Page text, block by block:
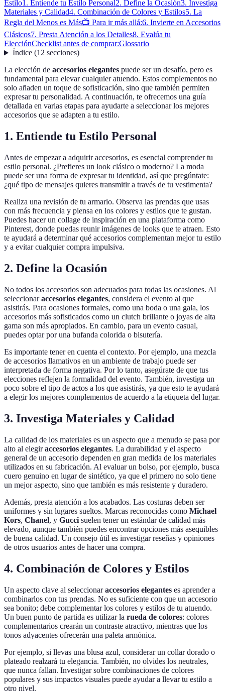
Estilo1. Entiende tu Estilo Personal2. Define la Ocasión3. Investiga
Materiales y Calidad4. Combinación de Colores y Estilos5. La
Regla del Menos es Más📺 Para ir más allá:6. Invierte en Accesorios
Clásicos7. Presta Atención a los Detalles8. Evalúa tu
ElecciónChecklist antes de comprar:Glossario
Índice(12 secciones)
La elección de accesorios elegantes puede ser un desafío, pero es
fundamental para elevar cualquier atuendo. Estos complementos no
solo añaden un toque de sofisticación, sino que también permiten
expresar tu personalidad. A continuación, te ofrecemos una guía
detallada en varias etapas para ayudarte a seleccionar los mejores
accesorios que se adapten a tu estilo.
1. Entiende tu Estilo Personal
Antes de empezar a adquirir accesorios, es esencial comprender tu
estilo personal. ¿Prefieres un look clásico o moderno? La moda
puede ser una forma de expresar tu identidad, así que pregúntate:
¿qué tipo de mensajes quieres transmitir a través de tu vestimenta?
Realiza una revisión de tu armario. Observa las prendas que usas
con más frecuencia y piensa en los colores y estilos que te gustan.
Puedes hacer un collage de inspiración en una plataforma como
Pinterest, donde puedas reunir imágenes de looks que te atraen. Esto
te ayudará a determinar qué accesorios complementan mejor tu estilo
y a evitar cualquier compra impulsiva.
2. Define la Ocasión
No todos los accesorios son adecuados para todas las ocasiones. Al
seleccionaraccesorios elegantes, considera el evento al que
asistirás. Para ocasiones formales, como una boda o una gala, los
accesorios más sofisticados como un clutch brillante o joyas de alta
gama son más apropiados. En cambio, para un evento casual,
puedes optar por una bufanda colorida o bisutería.
Es importante tener en cuenta el contexto. Por ejemplo, una mezcla
de accesorios llamativos en un ambiente de trabajo puede ser
interpretada de forma negativa. Por lo tanto, asegúrate de que tus
elecciones reflejen la formalidad del evento. También, investiga un
poco sobre el tipo de actos a los que asistirás, ya que esto te ayudará
a elegir los mejores complementos de acuerdo a la etiqueta del lugar.
3. Investiga Materiales y Calidad
La calidad de los materiales es un aspecto que a menudo se pasa por
alto al elegiraccesorios elegantes. La durabilidad y el aspecto
general de un accesorio dependen en gran medida de los materiales
utilizados en su fabricación. Al evaluar un bolso, por ejemplo, busca
cuero genuino en lugar de sintético, ya que el primero no solo tiene
un mejor aspecto, sino que también es más resistente y duradero.
Además, presta atención a los acabados. Las costuras deben ser
uniformes y sin lugares sueltos. Marcas reconocidas como Michael
Kors, Chanel, y Gucci suelen tener un estándar de calidad más
elevado, aunque también puedes encontrar opciones más asequibles
de buena calidad. Un consejo útil es investigar reseñas y opiniones
de otros usuarios antes de hacer una compra.
4. Combinación de Colores y Estilos
Un aspecto clave al seleccionaraccesorios elegantes es aprender a
combinarlos con tus prendas. No es suficiente con que un accesorio
sea bonito; debe complementar los colores y estilos de tu atuendo.
Un buen punto de partida es utilizar la rueda de colores: colores
complementarios crearán un contraste atractivo, mientras que los
tonos adyacentes ofrecerán una paleta armónica.
Por ejemplo, si llevas una blusa azul, considerar un collar dorado o
plateado realzará tu elegancia. También, no olvides los neutrales,
que nunca fallan. Investigar sobre combinaciones de colores
populares y sus impactos visuales puede ayudar a llevar tu estilo a
otro nivel.